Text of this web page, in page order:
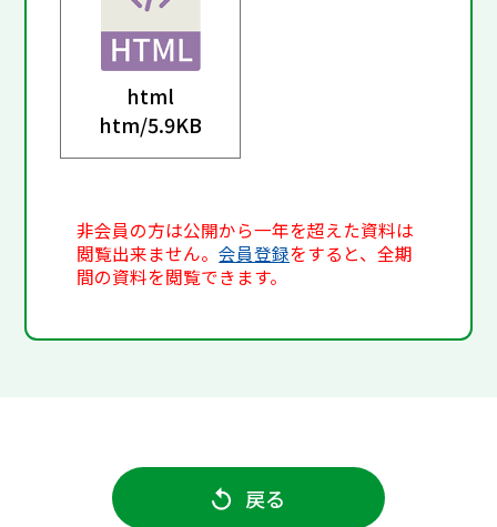
html
htm/5.9KB
非会員の方は公開から一年を超えた資料は
閲覧出来ません。会員登録をすると、全期
間の資料を閲覧できます。
戻る